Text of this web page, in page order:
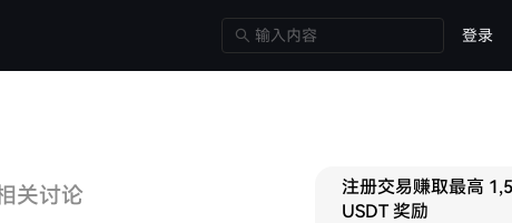
登录
关讨论
注册交易赚取最高
USDT 奖励